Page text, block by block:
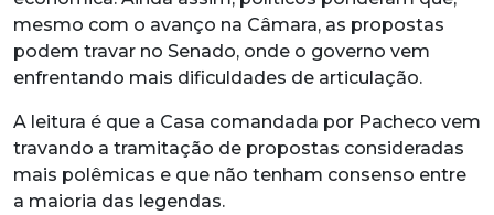
mesmo com o avanço na Câmara, as propostas
podem travar no Senado, onde o governo vem
enfrentando mais dificuldades de articulação.
A leitura é que a Casa comandada por Pacheco vem
travando a tramitação de propostas consideradas
mais polêmicas e que não tenham consenso entre
a maioria das legendas.